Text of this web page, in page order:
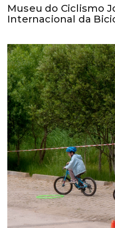
Museu do Ciclismo
Internacional da